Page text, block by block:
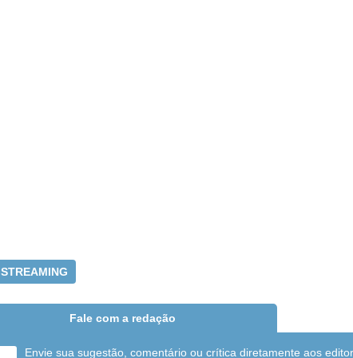
STREAMING
Fale com a redação
Envie sua sugestão, comentário ou crítica diretamente aos